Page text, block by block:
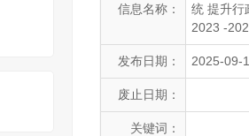
信息名称：
统 提升行
2023 -
发布日期： 2025-09-
废止日期：
关键词：